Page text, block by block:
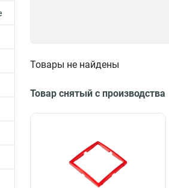
Товары не найдены
Товар снятый с производства